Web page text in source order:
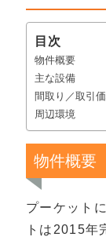
目次
物件概要
主な設備
間取り／取引
周辺環境
物件概要
プーケット
トは2015年